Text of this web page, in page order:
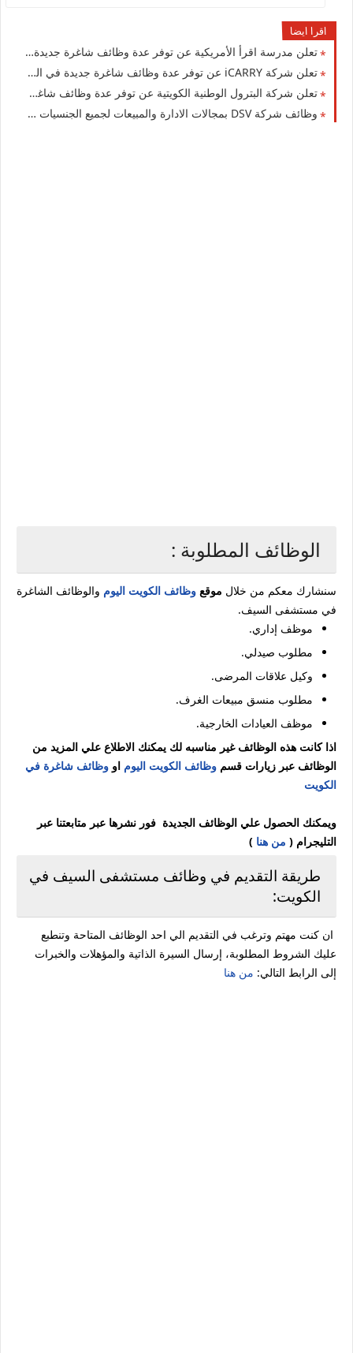
اقرا ايضا
تعلن مدرسة اقرأ الأمريكية عن توفر عدة وظائف شاغرة جديدة في العديد من التخصصات في الكويت
تعلن شركة iCARRY عن توفر عدة وظائف شاغرة جديدة في العديد من التخصصات للوافدين والمقيمين في الكويت
تعلن شركة البترول الوطنية الكويتية عن توفر عدة وظائف شاغرة جديدة في مختلف التخصصات للجنسيين في الكويت
وظائف شركة DSV بمجالات الادارة والمبيعات لجميع الجنسيات في الكويت
الوظائف المطلوبة :
سنشارك معكم من خلال موقع وظائف الكويت اليوم والوظائف الشاغرة
في مستشفى السيف.
موظف إداري.
مطلوب صيدلي.
وكيل علاقات المرضى.
مطلوب منسق مبيعات الغرف.
موظف العيادات الخارجية.
اذا كانت هذه الوظائف غير مناسبه لك يمكنك الاطلاع علي المزيد من
الوظائف عبر زيارات قسم وظائف الكويت اليوم او وظائف شاغرة في
الكويت
ويمكنك الحصول علي الوظائف الجديدة فور نشرها عبر متابعتنا عبر
التليجرام ( من هنا )
طريقة التقديم في وظائف مستشفى السيف في
الكويت:
ان كنت مهتم وترغب في التقديم الي احد الوظائف المتاحة وتنطبع
عليك الشروط المطلوبة، إرسال السيرة الذاتية والمؤهلات والخبرات
إلى الرابط التالي: من هنا